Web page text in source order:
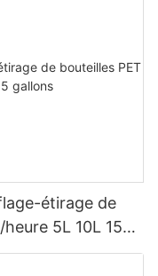
étirage de
5L 10L 15L